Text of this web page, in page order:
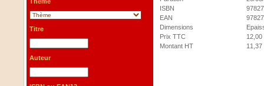
Titre
Auteur
ISBN
EAN
Dimensions
Prix TTC
12,00
Montant HT
11,37